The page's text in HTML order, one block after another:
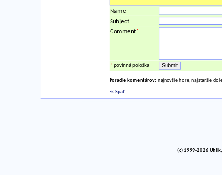
Name
Subject
Comment*
* povinná položka
Poradie komentárov: najnovšie hore, najstaršie dole
<< Späť
(c) 1999-2026 Uhlik,